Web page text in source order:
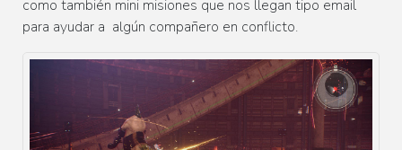
como también mini misiones que nos llegan tipo email
para ayudar a algún compañero en conflicto.